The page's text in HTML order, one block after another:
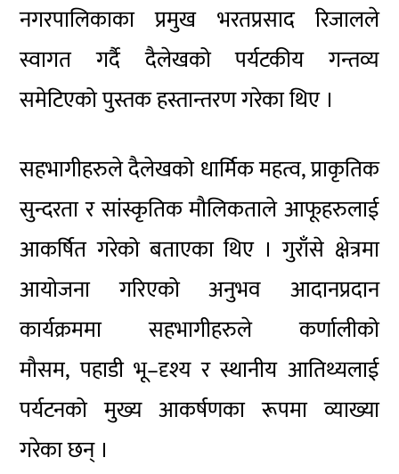
नगरपालिकाका प्रमुख भरतप्रसाद रिजालले
स्वागत गर्दै दैलेखको पर्यटकीय गन्तव्य
समेटिएको पुस्तक हस्तान्तरण गरेका थिए ।
सहभागीहरुले दैलेखको धार्मिक महत्व, प्राकृतिक
सुन्दरता र सांस्कृतिक मौलिकताले आफूहरुलाई
आकर्षित गरेको बताएका थिए । गुराँसे क्षेत्रमा
आयोजना गरिएको अनुभव आदानप्रदान
कार्यक्रममा सहभागीहरुले कर्णालीको
मौसम, पहाडी भू–दृश्य र स्थानीय आतिथ्यलाई
पर्यटनको मुख्य आकर्षणका रूपमा व्याख्या
गरेका छन् ।